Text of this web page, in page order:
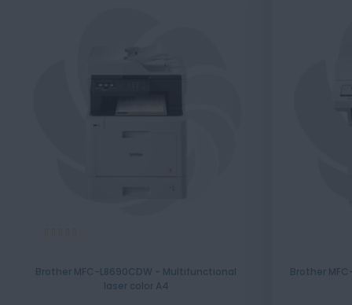
Brother MFC-L8690CDW - Multifunctional
laser color A4
Brother